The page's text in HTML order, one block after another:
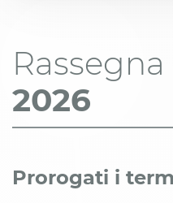
2026
Prorogati i